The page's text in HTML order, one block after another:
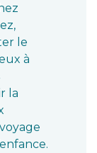
le
à
la